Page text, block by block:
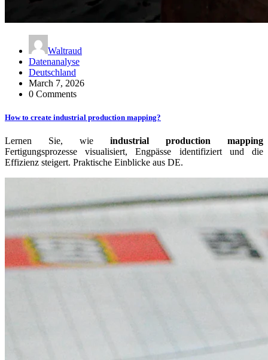
Waltraud
Datenanalyse
Deutschland
March 7, 2026
0 Comments
How to create industrial production mapping?
Lernen Sie, wie industrial production mapping
Fertigungsprozesse visualisiert, Engpässe identifiziert und die
Effizienz steigert. Praktische Einblicke aus DE.